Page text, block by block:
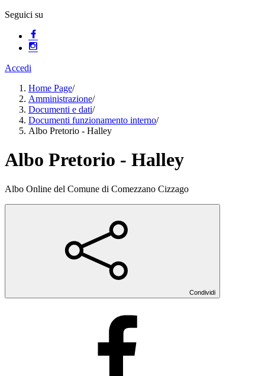
Seguici su
Accedi
Home Page/
Amministrazione/
Documenti e dati/
Documenti funzionamento interno/
Albo Pretorio - Halley
Albo Pretorio - Halley
Albo Online del Comune di Comezzano Cizzago
Condividi